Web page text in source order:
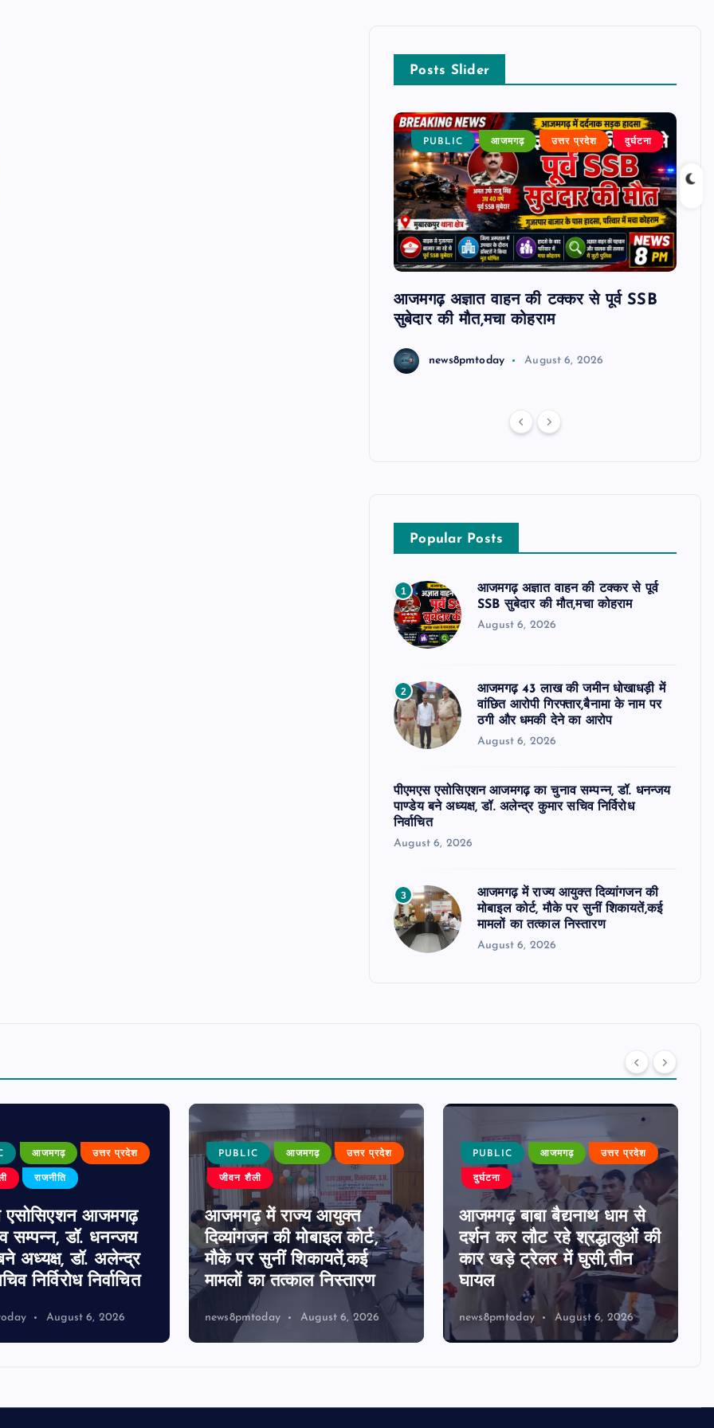
Posts Slider
PUBLIC आजमगढ़ उत्तर प्रदेश दुर्घटना
आजमगढ़ अज्ञात वाहन की टक्कर से पूर्व SSB
सुबेदार की मौत,मचा कोहराम
news8pmtoday August 6, 2026
Popular Posts
1
आजमगढ़ अज्ञात वाहन की टक्कर से पूर्व
SSB सुबेदार की मौत,मचा कोहराम
August 6, 2026
2
आजमगढ़ 43 लाख की जमीन धोखाधड़ी में
वांछित आरोपी गिरफ्तार,बैनामा के नाम पर
ठगी और धमकी देने का आरोप
August 6, 2026
पीएमएस एसोसिएशन आजमगढ़ का चुनाव सम्पन्न, डॉ. धनन्जय
पाण्डेय बने अध्यक्ष, डॉ. अलेन्द्र कुमार सचिव निर्विरोध
निर्वाचित
August 6, 2026
3
आजमगढ़ में राज्य आयुक्त दिव्यांगजन की
मोबाइल कोर्ट, मौके पर सुनीं शिकायतें,कई
मामलों का तत्काल निस्तारण
August 6, 2026
आजमगढ़ उत्तर प्रदेश
राजनीति
एसोसिएशन आजमगढ़
सम्पन्न, डॉ. धनन्जय
अध्यक्ष, डॉ. अलेन्द्र
निर्विरोध निर्वाचित
August 6, 2026
PUBLIC आजमगढ़ उत्तर प्रदेश
जीवन शैली
आजमगढ़ में राज्य आयुक्त
दिव्यांगजन की मोबाइल कोर्ट,
मौके पर सुनीं शिकायतें,कई
मामलों का तत्काल निस्तारण
news8pmtoday August 6, 2026
PUBLIC आजमगढ़ उत्तर प्रदेश
दुर्घटना
आजमगढ़ बाबा बैद्यनाथ धाम से
दर्शन कर लौट रहे श्रद्धालुओं की
कार खड़े ट्रेलर में घुसी,तीन
घायल
news8pmtoday August 6, 2026